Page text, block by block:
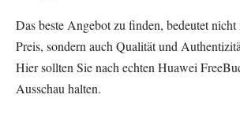
Das beste Angebot zu finden, bedeutet
Preis, sondern auch Qualität und
Hier sollten Sie nach echten Huawei
Ausschau halten.